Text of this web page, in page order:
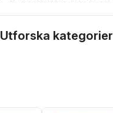
Utforska kategorier